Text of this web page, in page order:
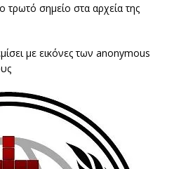
σημείο στα αρχεία της
με εικόνες των anonymous